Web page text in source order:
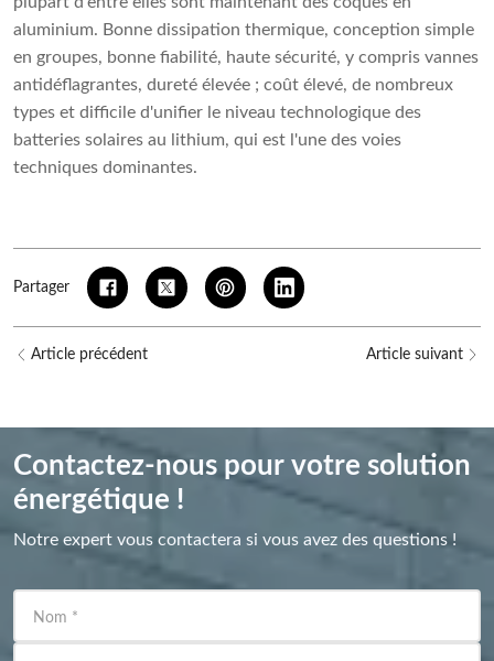
aluminium. Bonne dissipation thermique, conception simple
en groupes, bonne fiabilité, haute sécurité, y compris vannes
antidéflagrantes, dureté élevée ; coût élevé, de nombreux
types et difficile d'unifier le niveau technologique des
batteries solaires au lithium, qui est l'une des voies
techniques dominantes.
Partager
Article précédent Article suivant
Contactez-nous pour votre solution
énergétique !
Notre expert vous contactera si vous avez des questions !
Nom *